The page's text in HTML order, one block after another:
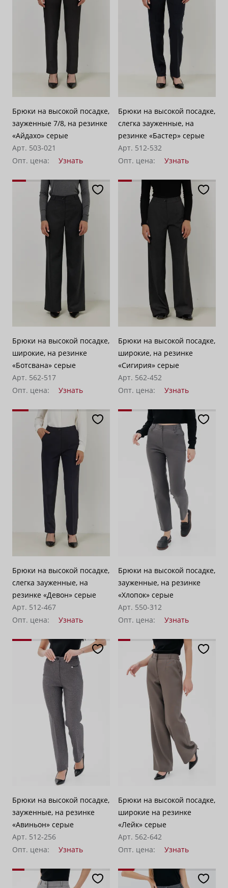
Брюки на высокой посадке,
зауженные 7/8, на резинке
«Айдахо» серые
Арт. 503-021
Опт. цена:
Узнать
Брюки на высокой посадке,
слегка зауженные, на
резинке «Бастер» серые
Арт. 512-532
Опт. цена:
Узнать
Брюки на высокой посадке,
широкие, на резинке
«Ботсвана» серые
Арт. 562-517
Опт. цена:
Узнать
Брюки на высокой посадке,
широкие, на резинке
«Сигирия» серые
Арт. 562-452
Опт. цена:
Узнать
Брюки на высокой посадке,
слегка зауженные, на
резинке «Девон» серые
Арт. 512-467
Опт. цена:
Узнать
Брюки на высокой посадке,
зауженные, на резинке
«Хлопок» серые
Арт. 550-312
Опт. цена:
Узнать
Брюки на высокой посадке,
зауженные, на резинке
«Авиньон» серые
Арт. 512-256
Опт. цена:
Узнать
Брюки на высокой посадке,
широкие на резинке
«Лейк» серые
Арт. 562-642
Опт. цена:
Узнать